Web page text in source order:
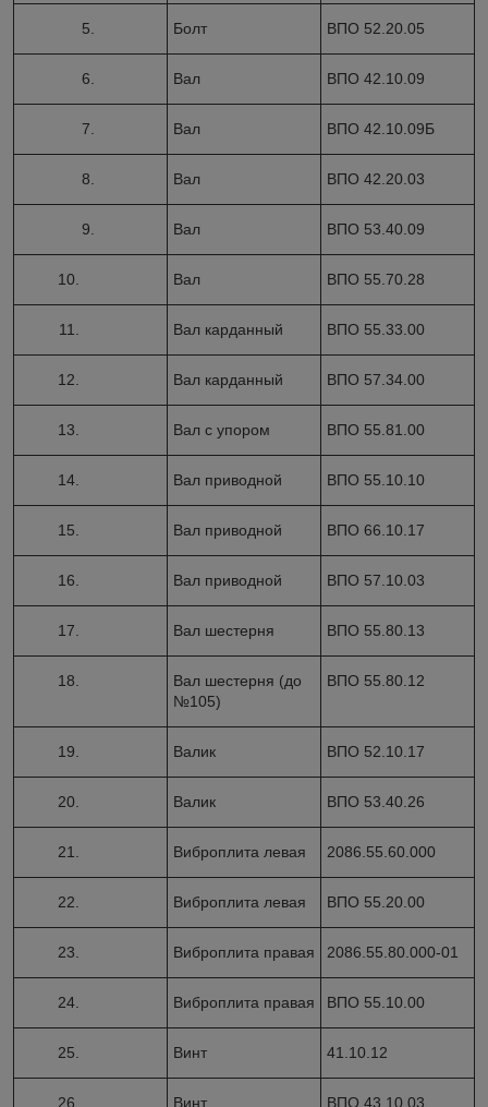
5. Болт ВПО 52.20.05
6. Вал ВПО 42.10.09
7. Вал ВПО 42.10.09Б
8. Вал ВПО 42.20.03
9. Вал ВПО 53.40.09
10. Вал ВПО 55.70.28
11. Вал карданный ВПО 55.33.00
12. Вал карданный ВПО 57.34.00
13. Вал с упором ВПО 55.81.00
14. Вал приводной ВПО 55.10.10
15. Вал приводной ВПО 66.10.17
16. Вал приводной ВПО 57.10.03
17. Вал шестерня ВПО 55.80.13
18.
Вал шестерня (до
№105)
ВПО 55.80.12
19. Валик ВПО 52.10.17
20. Валик ВПО 53.40.26
21. Виброплита левая 2086.55.60.000
22. Виброплита левая ВПО 55.20.00
23. Виброплита правая 2086.55.80.000-01
24. Виброплита правая ВПО 55.10.00
25. Винт 41.10.12
26. Винт ВПО 43.10.03